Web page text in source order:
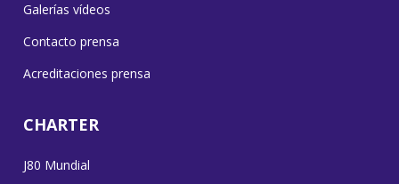
Galerías vídeos
Contacto prensa
Acreditaciones prensa
CHARTER
J80 Mundial